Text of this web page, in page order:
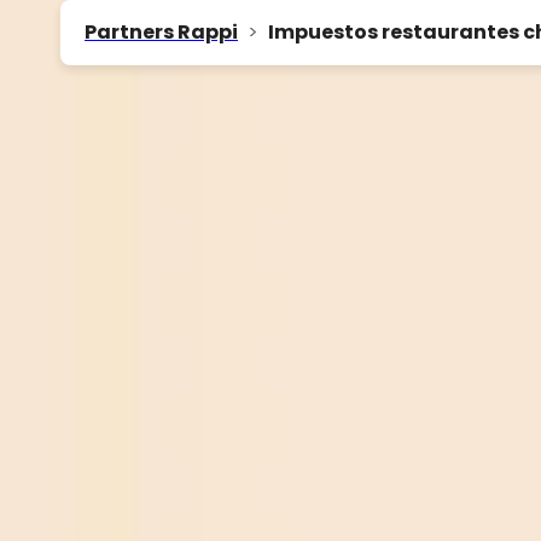
Partners Rappi > Impuestos restaurantes